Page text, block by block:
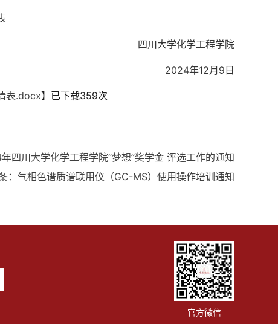
四川大学化学工程学院
2024年12月9日
表.docx】已下载359次
四川大学化学工程学院“梦想”奖学金 评选工作的通知
： 气相色谱质谱联用仪（GC-MS）使用操作培训通知
官方微信